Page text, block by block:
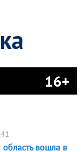
16+
вошла в